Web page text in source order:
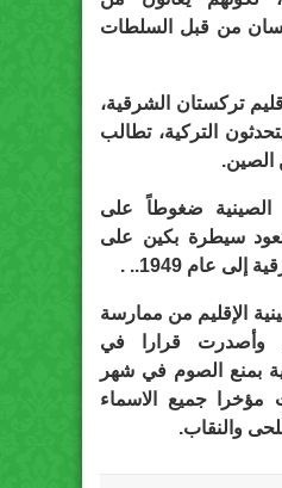
من قبل السلطات
تركستان الشرقية،
التركية، تطالب
الصين.
ضغوطاً على
سيطرة بكين على
عام 1949.. .
الإقليم من ممارسة
وأصدرت قرارا في
بمنع الصوم في شهر
جميع الاسماء
والنقاب.